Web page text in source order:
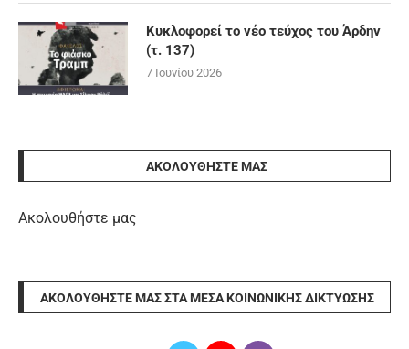
Κυκλοφορεί το νέο τεύχος του Άρδην
(τ. 137)
7 Ιουνίου 2026
ΑΚΟΛΟΥΘΉΣΤΕ ΜΑΣ
Ακολουθήστε μας
ΑΚΟΛΟΥΘΉΣΤΕ ΜΑΣ ΣΤΑ ΜΈΣΑ ΚΟΙΝΩΝΙΚΉΣ ΔΙΚΤΎΩΣΗΣ